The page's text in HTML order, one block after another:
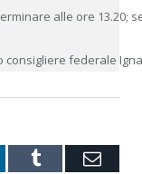
alle ore 13.20;
Tumblr